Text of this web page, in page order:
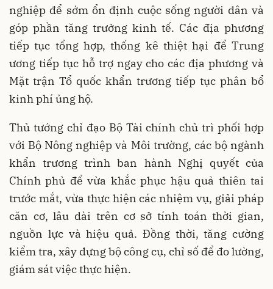
nghiệp để sớm ổn định cuộc sống người dân và
góp phần tăng trưởng kinh tế. Các địa phương
tiếp tục tổng hợp, thống kê thiệt hại để Trung
ương tiếp tục hỗ trợ ngay cho các địa phương và
Mặt trận Tổ quốc khẩn trương tiếp tục phân bổ
kinh phí ủng hộ.
Thủ tướng chỉ đạo Bộ Tài chính chủ trì phối hợp
với Bộ Nông nghiệp và Môi trường, các bộ ngành
khẩn trương trình ban hành Nghị quyết của
Chính phủ để vừa khắc phục hậu quả thiên tai
trước mắt, vừa thực hiện các nhiệm vụ, giải pháp
căn cơ, lâu dài trên cơ sở tính toán thời gian,
nguồn lực và hiệu quả. Đồng thời, tăng cường
kiểm tra, xây dựng bộ công cụ, chỉ số để đo lường,
giám sát việc thực hiện.